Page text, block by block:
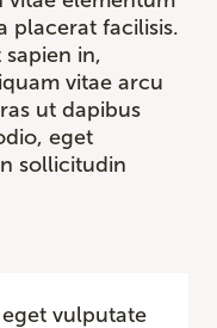
placerat facilisis.
in,
vitae arcu
ut dapibus
eget
sollicitudin
vulputate